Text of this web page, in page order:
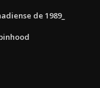
de 1989_